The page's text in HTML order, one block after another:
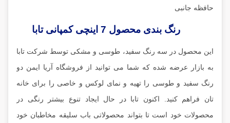
حافظه جانبی
رنگ بندی محصول 7 اینچی کمپانی تابا
این محصول در سه رنگ سفید، طوسی و مشکی توسط شرکت تابا
به بازار عرضه شده که شما می توانید از فروشگاه آریا ایمن دو
رنگ سفید و طوسی را تهیه و نمای لوکس و خاصی را برای خانه
تان فراهم کنید. اکنون تابا در حال ایجاد تنوع بیشتر رنگی در
محصولات خود است تا بتواند محصولاتی باب سلیقه مخاطبان خود